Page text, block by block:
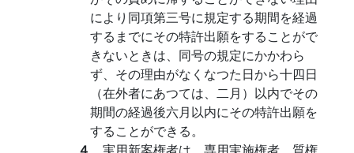
により同項第三号に規定する期間を経過
するまでにその特許出願をすることがで
きないときは、同号の規定にかかわら
ず、その理由がなくなつた日から十四日
（在外者にあつては、二月）以内でその
期間の経過後六月以内にその特許出願を
することができる。